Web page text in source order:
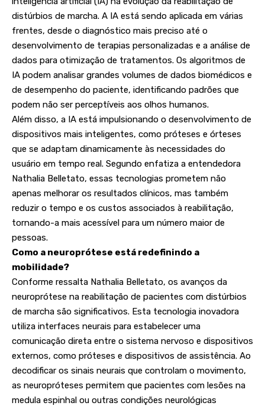
distúrbios de marcha. A IA está sendo aplicada em várias
frentes, desde o diagnóstico mais preciso até o
desenvolvimento de terapias personalizadas e a análise de
dados para otimização de tratamentos. Os algoritmos de
IA podem analisar grandes volumes de dados biomédicos e
de desempenho do paciente, identificando padrões que
podem não ser perceptíveis aos olhos humanos.
Além disso, a IA está impulsionando o desenvolvimento de
dispositivos mais inteligentes, como próteses e órteses
que se adaptam dinamicamente às necessidades do
usuário em tempo real. Segundo enfatiza a entendedora
Nathalia Belletato, essas tecnologias prometem não
apenas melhorar os resultados clínicos, mas também
reduzir o tempo e os custos associados à reabilitação,
tornando-a mais acessível para um número maior de
pessoas.
Como a neuroprótese está redefinindo a
mobilidade?
Conforme ressalta Nathalia Belletato, os avanços da
neuroprótese na reabilitação de pacientes com distúrbios
de marcha são significativos. Esta tecnologia inovadora
utiliza interfaces neurais para estabelecer uma
comunicação direta entre o sistema nervoso e dispositivos
externos, como próteses e dispositivos de assistência. Ao
decodificar os sinais neurais que controlam o movimento,
as neuropróteses permitem que pacientes com lesões na
medula espinhal ou outras condições neurológicas